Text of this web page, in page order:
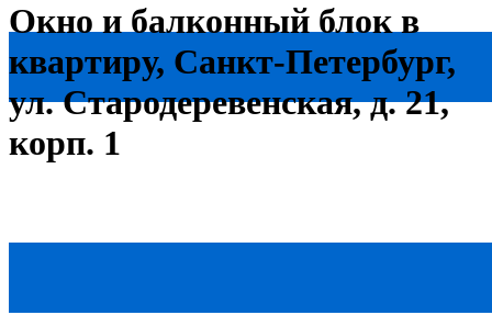
Окно и балконный блок в
квартиру, Санкт-Петербург,
ул. Стародеревенская, д. 21,
корп. 1